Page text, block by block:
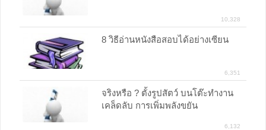
10,328
8 วิธีอ่านหนังสือสอบได้อย่างเซียน
6,351
จริงหรือ ? ตั้งรูปสัตว์ บนโต๊ะทำงาน
เคล็ดลับ การเพิ่มพลังขยัน
6,132